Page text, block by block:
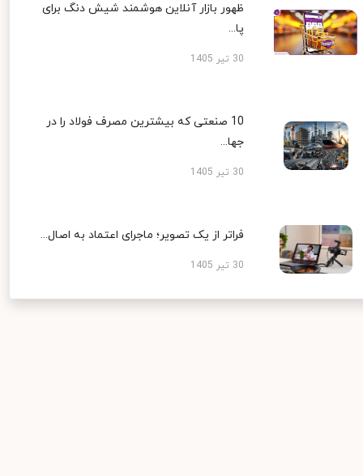
ظهور بازار آنلاین هوشمند شیش دنگ برای
پا...
30 تیر 1405
10 صنعتی که بیشترین مصرف فولاد را در
جها...
30 تیر 1405
فراتر از یک تصویر؛ ماجرای اعتماد به اصال...
30 تیر 1405